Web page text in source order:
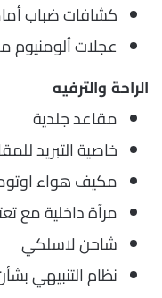
كشافات ضباب
عجلات ألومنيوم مقاس
الراحة والترفيه
مقاعد جلدية
خاصية التبريد
مكيف هواء
مرآة داخلية مع
شاحن لاسلكي
نظام التنبيهي